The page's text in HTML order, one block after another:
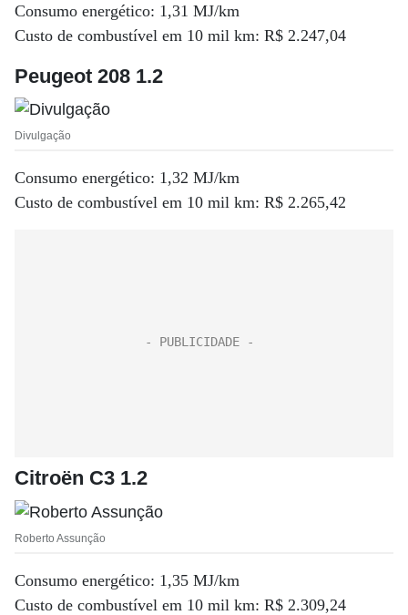
Consumo energético: 1,31 MJ/km
Custo de combustível em 10 mil km: R$ 2.247,04
Peugeot 208 1.2
Divulgação
Consumo energético: 1,32 MJ/km
Custo de combustível em 10 mil km: R$ 2.265,42
Citroën C3 1.2
Roberto Assunção
Consumo energético: 1,35 MJ/km
Custo de combustível em 10 mil km: R$ 2.309,24